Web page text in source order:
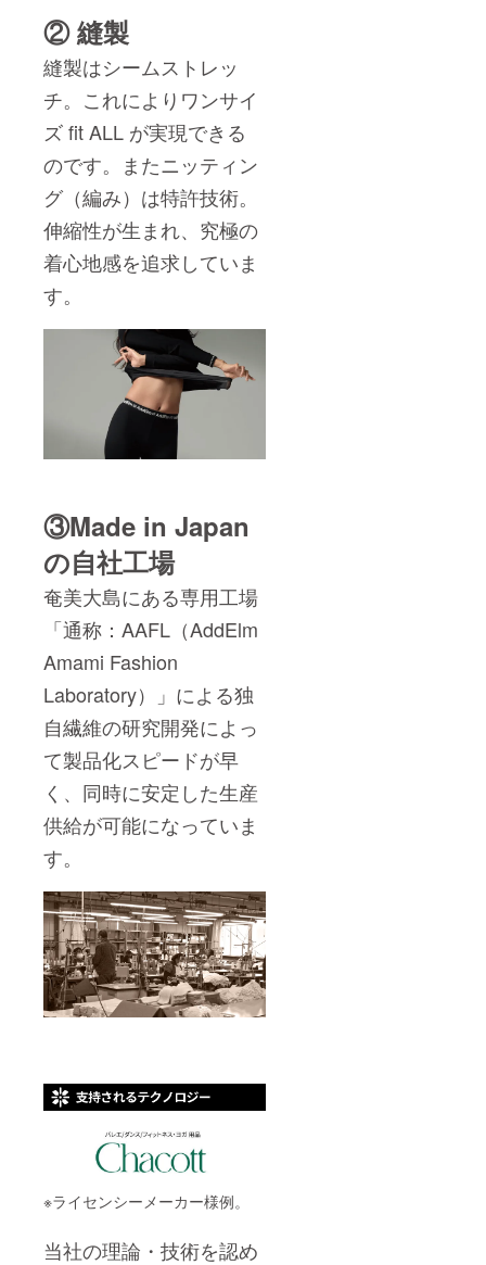
② 縫製
縫製はシームストレッ
チ。これによりワンサイ
ズ fit ALL が実現できる
のです。またニッティン
グ（編み）は特許技術。
伸縮性が生まれ、究極の
着心地感を追求していま
す。
③Made in Japan
の自社工場
奄美大島にある専用工場
「通称：AAFL（AddElm
Amami Fashion
Laboratory）」による独
自繊維の研究開発によっ
て製品化スピードが早
く、同時に安定した生産
供給が可能になっていま
す。
※ライセンシーメーカー様例。
当社の理論・技術を認め